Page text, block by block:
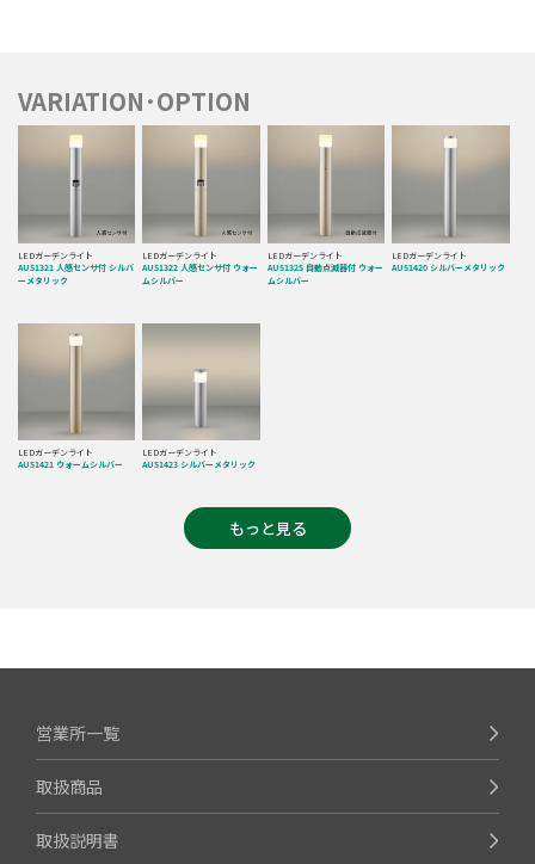
VARIATION･OPTION
LEDガーデンライト
AU51321 人感センサ付 シルバ
ーメタリック
LEDガーデンライト
AU51322 人感センサ付 ウォー
ムシルバー
LEDガーデンライト
AU51325 自動点滅器付 ウォー
ムシルバー
LEDガーデンライト
AU51420 シルバーメタリック
LEDガーデンライト
AU51421 ウォームシルバー
LEDガーデンライト
AU51423 シルバーメタリック
もっと見る
営業所一覧
取扱商品
取扱説明書